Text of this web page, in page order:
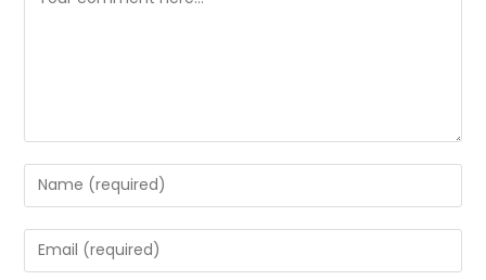
Enter
your
name
or
Enter
your